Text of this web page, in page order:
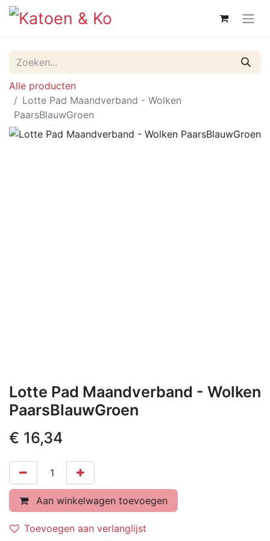
Alle producten
Lotte Pad Maandverband - Wolken
PaarsBlauwGroen
Lotte Pad Maandverband - Wolken
PaarsBlauwGroen
€ 16,34
Aan winkelwagen toevoegen
Toevoegen aan verlanglijst